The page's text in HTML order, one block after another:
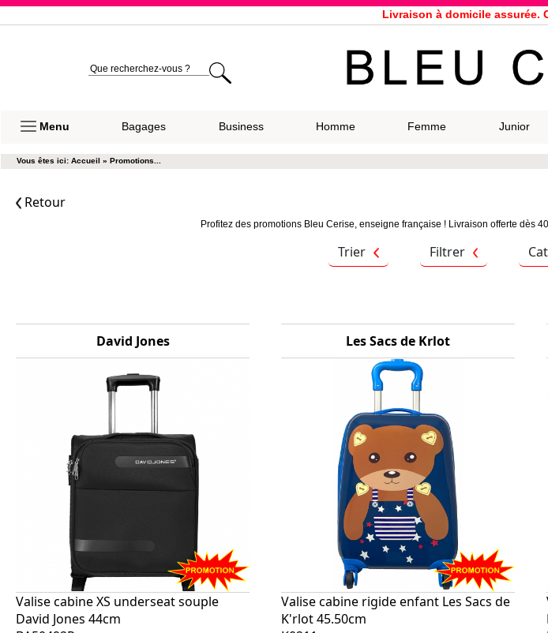
Service client à votre
33 magasins répartis dans la
Bon shopping
Samsonite, Delsey, American
Menu Bagages Business Homme Femme Junior
Vous êtes ici: Accueil » Promotions...
Retour
Profitez des promotions Bleu Cerise, enseigne française ! Livraison offerte dès
Trier Filtrer
David Jones
Valise cabine XS underseat souple
David Jones 44cm
Les Sacs de Krlot
Valise cabine rigide enfant Les Sacs de
K'rlot 45.50cm